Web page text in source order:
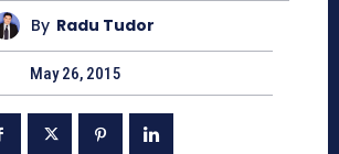
By Radu Tudor
May 26, 2015